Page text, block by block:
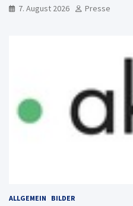
7. August 2026 Presse
ALLGEMEIN BILDER